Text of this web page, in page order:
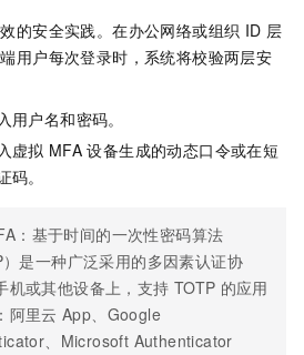
的安全实践。在办公网络或组织 ID 层
用户每次登录时，系统将校验两层安
户名和密码。
虚拟 MFA 设备生成的动态口令或在短
。
：基于时间的一次性密码算法
）是一种广泛采用的多因素认证协
机或其他设备上，支持 TOTP 的应用
阿里云 App、 Google
、Microsoft Authenticator